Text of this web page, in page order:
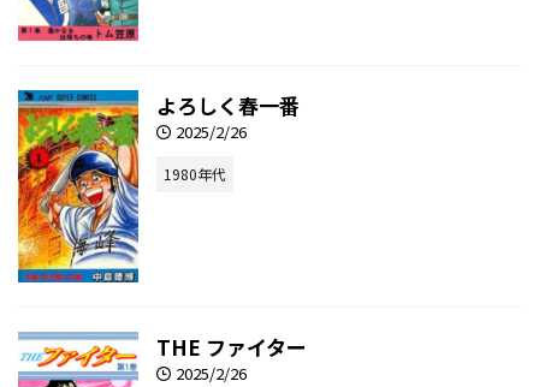
よろしく春一番
2025/2/26
1980年代
THE ファイター
2025/2/26